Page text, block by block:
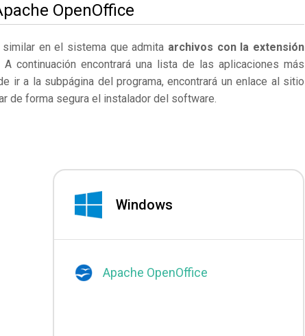
OpenOffice
en el sistema que admita archivos con la extensión
continuación encontrará una lista de las aplicaciones más
ir a la subpágina del programa, encontrará un enlace al sitio
de forma segura el instalador del software.
Windows
Apache OpenOffice